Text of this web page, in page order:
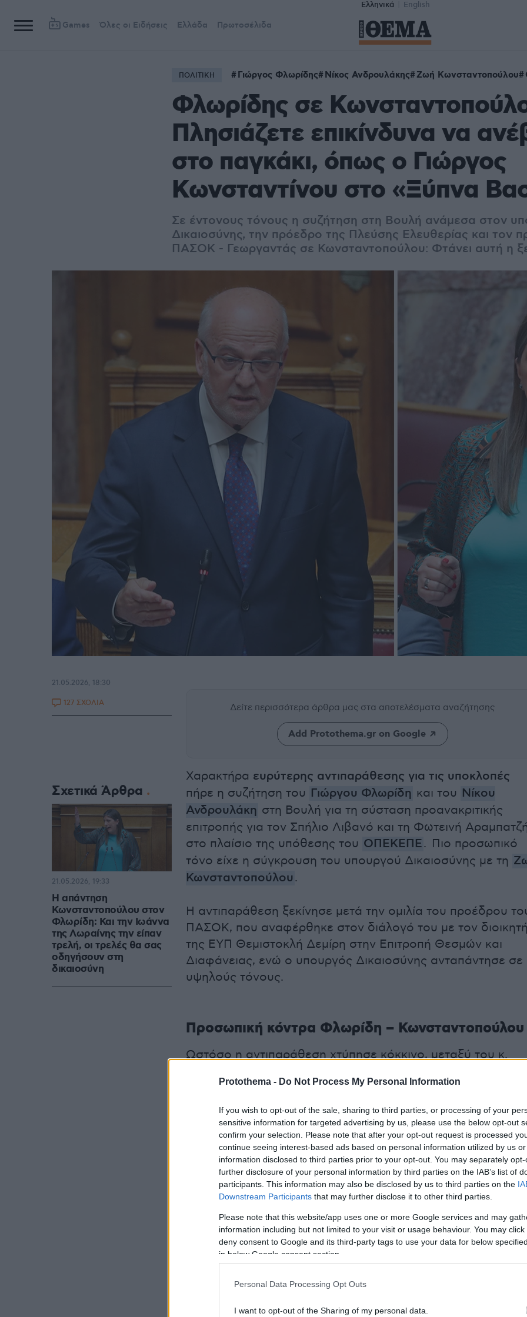
Protothema - Do Not Process My Personal Information
If you wish to opt-out of the sale, sharing to third parties, or processing of your
sensitive information for targeted advertising by us, please use the below opt-out
confirm your selection. Please note that after your opt-out request is processed
continue seeing interest-based ads based on personal information utilized by us
information disclosed to third parties prior to your opt-out. You may separately
further disclosure of your personal information by third parties on the IAB’s list of
participants. This information may also be disclosed by us to third parties on the
Downstream Participants that may further disclose it to other third parties.
Please note that this website/app uses one or more Google services and may
information including but not limited to your visit or usage behaviour. You may
deny consent to Google and its third-party tags to use your data for below
in below Google consent section.
Personal Data Processing Opt Outs
I want to opt-out of the Sharing of my personal data.
Ελληνικά English
Games Όλες οι Ειδήσεις Ελλάδα Πρωτοσέλιδα
ΠΟΛΙΤΙΚΗ Γιώργος Φλωρίδης Νίκος Ανδρουλάκης Ζωή Κωνσταντοπούλου
Φλωρίδης σε
Πλησιάζετε επικίνδυνα να
στο παγκάκι, όπως ο Γιώργος
Κωνσταντίνου στο «Ξύπνα
Σε έντονους τόνους η συζήτηση στη Βουλή ανάμεσα στον
Δικαιοσύνης, την πρόεδρο της Πλεύσης Ελευθερίας και τον
ΠΑΣΟΚ - Γεωργαντάς σε Κωνσταντοπούλου: Φτάνει αυτή η
Δείτε περισσότερα άρθρα μας στα αποτελέσματα αναζήτησης
Add Protothema.gr on Google
Χαρακτήρα ευρύτερης αντιπαράθεσης για τις υποκλοπές
πήρε η συζήτηση του Γιώργου Φλωρίδη και του Νίκου
Ανδρουλάκη στη Βουλή για τη σύσταση προανακριτικής
επιτροπής για τον Σπήλιο Λιβανό και τη Φωτεινή
στο πλαίσιο της υπόθεσης του ΟΠΕΚΕΠΕ. Πιο προσωπικό
τόνο είχε η σύγκρουση του υπουργού Δικαιοσύνης με τη
Κωνσταντοπούλου.
Η αντιπαράθεση ξεκίνησε μετά την ομιλία του προέδρου
ΠΑΣΟΚ, που αναφέρθηκε στον διάλογό του με τον διοικητή
της ΕΥΠ Θεμιστοκλή Δεμίρη στην Επιτροπή Θεσμών και
Διαφάνειας, ενώ ο υπουργός Δικαιοσύνης ανταπάντησε σε
υψηλούς τόνους.
Προσωπική κόντρα Φλωρίδη – Κωνσταντοπούλου
Ωστόσο η αντιπαράθεση χτύπησε κόκκινο, μεταξύ του κ.
παρενέβαινε κατά την απάντηση του υπουργού Δικαιοσύνης
στον κ. Ανδρουλάκη.
21.05.2026, 18:30
127 ΣΧΟΛΙΑ
Σχετικά Άρθρα
Η απάντηση
Κωνσταντοπούλου στον
Φλωρίδη: Και την Ιωάννα
της Λωραίνης την είπαν
τρελή, οι τρελές θα σας
οδηγήσουν στη
δικαιοσύνη
21.05.2026, 19:33